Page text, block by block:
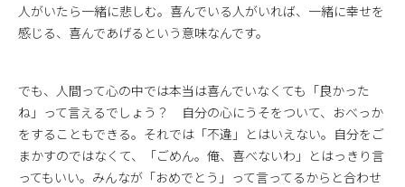
人がいたら一緒に悲しむ。喜んでいる人がいれば、一緒に幸せを
感じる、喜んであげるという意味なんです。
でも、人間って心の中では本当は喜んでいなくても「良かった
ね」って言えるでしょう？ 自分の心にうそをついて、おべっか
をすることもできる。それでは「不違」とはいえない。自分をご
まかすのではなくて、「ごめん。俺、喜べないわ」とはっきり言
ってもいい。みんなが「おめでとう」って言ってるからと合わせ